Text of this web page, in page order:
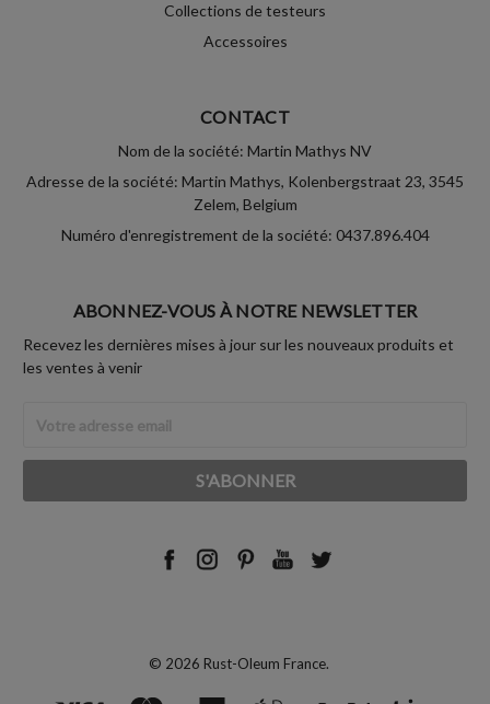
Collections de testeurs
Accessoires
CONTACT
Nom de la société: Martin Mathys NV
Adresse de la société: Martin Mathys, Kolenbergstraat 23, 3545
Zelem, Belgium
Numéro d'enregistrement de la société: 0437.896.404
ABONNEZ-VOUS À NOTRE NEWSLETTER
Recevez les dernières mises à jour sur les nouveaux produits et
les ventes à venir
Email
© 2026 Rust-Oleum France.